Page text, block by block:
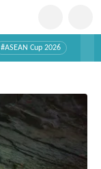
#ASEAN Cup 2026